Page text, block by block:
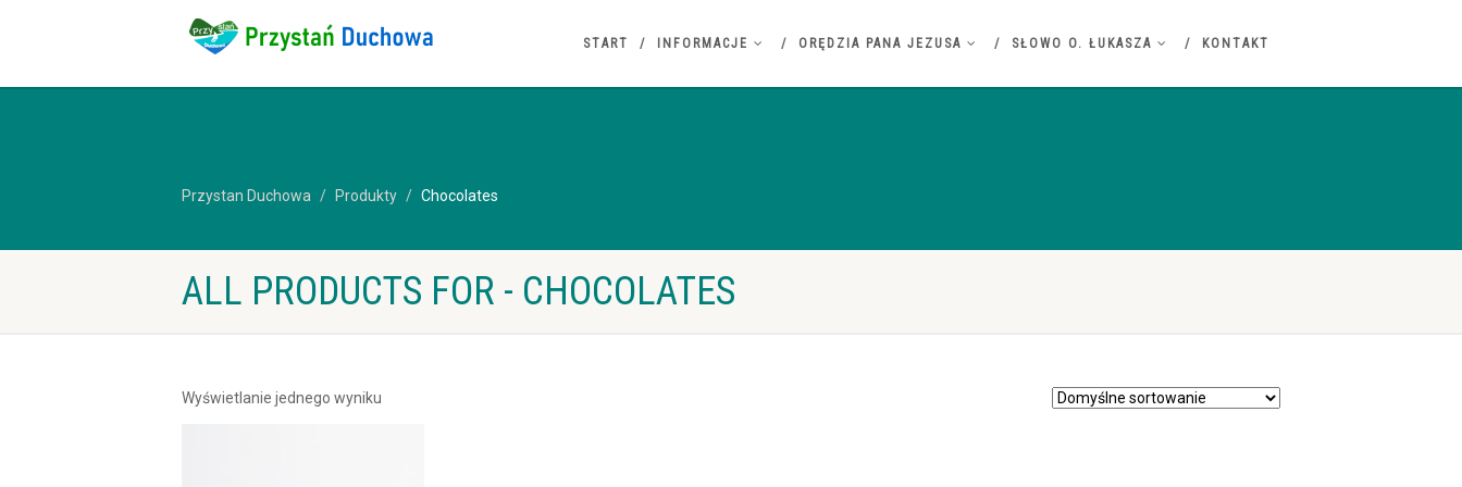
START INFORMACJE ORĘDZIA PANA JEZUSA SŁOWO O. ŁUKASZA KONTAKT
Przystan Duchowa Produkty Chocolates
ALL PRODUCTS FOR - CHOCOLATES
Wyświetlanie jednego wyniku